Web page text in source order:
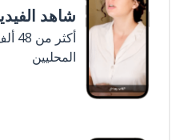
شاهد
المحليين